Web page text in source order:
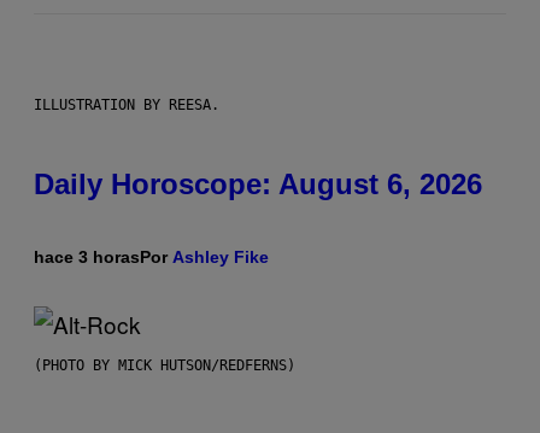
ILLUSTRATION BY REESA.
Daily Horoscope: August 6, 2026
hace 3 horasPorAshley Fike
(PHOTO BY MICK HUTSON/REDFERNS)